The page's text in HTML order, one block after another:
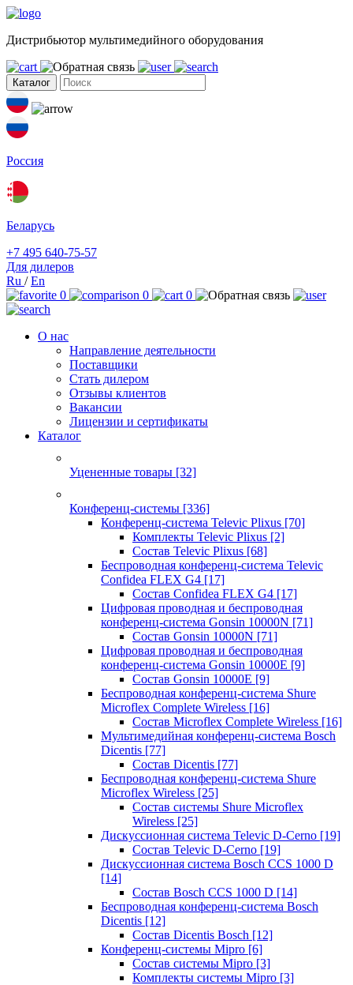
Дистрибьютор мультимедийного оборудования
Каталог
Россия
Беларусь
+7 495 640-75-57
Для дилеров
Ru /En
0
0 0
О нас
Направление деятельности
Поставщики
Стать дилером
Отзывы клиентов
Вакансии
Лицензии и сертификаты
Каталог
Уцененные товары [32]
Конференц-системы [336]
Конференц-система Televic Plixus [70]
Комплекты Televic Plixus [2]
Состав Televic Plixus [68]
Беспроводная конференц-система Televic
Confidea FLEX G4 [17]
Состав Confidea FLEX G4 [17]
Цифровая проводная и беспроводная
конференц-система Gonsin 10000N [71]
Состав Gonsin 10000N [71]
Цифровая проводная и беспроводная
конференц-система Gonsin 10000E [9]
Состав Gonsin 10000E [9]
Беспроводная конференц-система Shure
Microflex Complete Wireless [16]
Состав Microflex Complete Wireless [16]
Мультимедийная конференц-система Bosch
Dicentis [77]
Состав Dicentis [77]
Беспроводная конференц-система Shure
Microflex Wireless [25]
Состав системы Shure Microflex
Wireless [25]
Дискуссионная система Televic D-Cerno [19]
Состав Televic D-Cerno [19]
Дискуссионная система Bosch CCS 1000 D
[14]
Состав Bosch CCS 1000 D [14]
Беспроводная конференц-система Bosch
Dicentis [12]
Состав Dicentis Bosch [12]
Конференц-системы Mipro [6]
Состав системы Mipro [3]
Комплекты системы Mipro [3]